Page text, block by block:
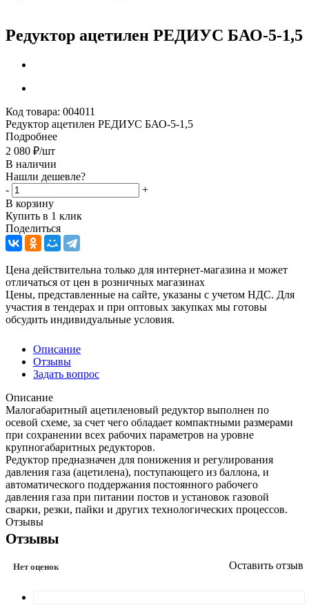
Редуктор ацетилен РЕДИУС БАО-5-1,5
Код товара: 004011
Редуктор ацетилен РЕДИУС БАО-5-1,5
Подробнее
2 080 ₽/шт
В наличии
Нашли дешевле?
-
+
В корзину
Купить в 1 клик
Поделиться
Цена действительна только для интернет-магазина и может
отличаться от цен в розничных магазинах
Цены, представленные на сайте, указаны с учетом НДС. Для
участия в тендерах и при оптовых закупках мы готовы
обсудить индивидуальные условия.
Описание
Отзывы
Задать вопрос
Описание
Малогабаритный ацетиленовый редуктор выполнен по
осевой схеме, за счет чего обладает компактными размерами
при сохранении всех рабочих параметров на уровне
крупногабаритных редукторов.
Редуктор предназначен для понижения и регулирования
давления газа (ацетилена), поступающего из баллона, и
автоматического поддержания постоянного рабочего
давления газа при питании постов и установок газовой
сварки, резки, пайки и других технологических процессов.
Отзывы
Отзывы
Нет оценок Оставить отзыв